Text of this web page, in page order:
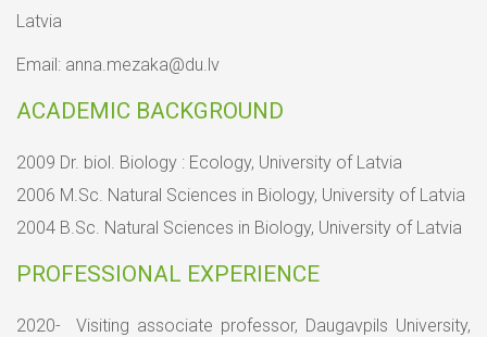
Latvia
Email: anna.mezaka@du.lv
ACADEMIC BACKGROUND
2009 Dr. biol. Biology : Ecology, University of Latvia
2006 M.Sc. Natural Sciences in Biology, University of Latvia
2004 B.Sc. Natural Sciences in Biology, University of Latvia
PROFESSIONAL EXPERIENCE
2020- Visiting associate professor, Daugavpils University,